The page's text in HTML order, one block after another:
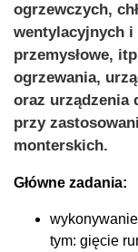
ogrzewczych,
wentylacyjnych
przemysłowe,
ogrzewania,
oraz urządzenia
przy
monterskich.
Główne zadania:
tym: gięcie